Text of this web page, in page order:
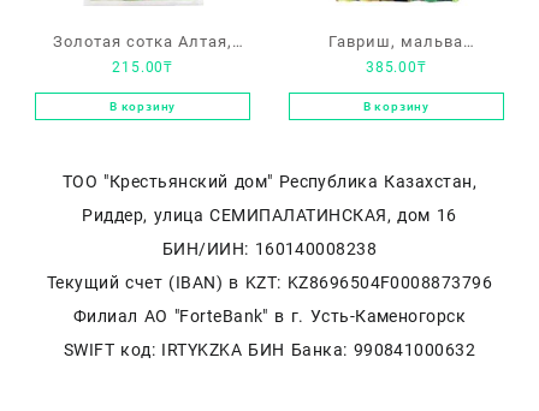
Золотая сотка Алтая,
шток-роза «Ассорти»
смесь
215.00₸
В корзину
Гавриш, мальва
«Ореховый спас»
385.00₸
В корзину
ТОО "Крестьянский дом" Республика Казахстан,
Риддер, улица СЕМИПАЛАТИНСКАЯ, дом 16
БИН/ИИН: 160140008238
Текущий счет (IBAN) в KZT: KZ8696504F0008873796
Филиал АО "ForteBank" в г. Усть-Каменогорск
SWIFT код: IRTYKZKA БИН Банка: 990841000632